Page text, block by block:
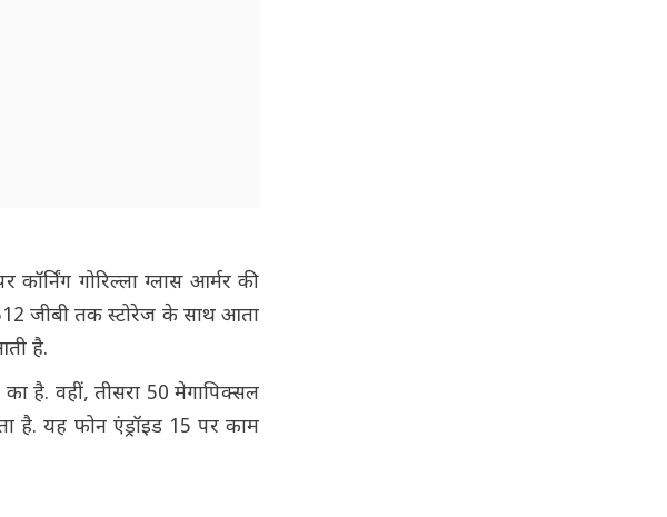
गोरिल्ला ग्लास आर्मर की
जीबी तक स्टोरेज के साथ आता
है.
है. वहीं, तीसरा 50 मेगापिक्सल
यह फोन एंड्रॉइड 15 पर काम